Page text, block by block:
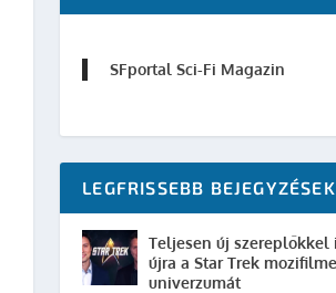
SFportal Sci-Fi Magazin
LEGFRISSEBB BEJEGYZÉSEK
Teljesen új
újra a Star Trek
univerzumát